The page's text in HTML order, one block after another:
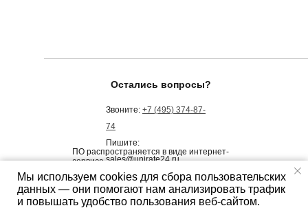
Полезные материалы для
ПО распространяется в виде интернет-
сервиса,
специальные действия по установке ПО
на стороне пользователя не требуются
Звоните: +7 (495) 374-87-
74
Пишите:
sales@unirate24.ru
Остались вопросы?
Мы используем cookies для сбора пользовательских
данных — они помогают нам анализировать трафик
и повышать удобство пользования веб-сайтом.